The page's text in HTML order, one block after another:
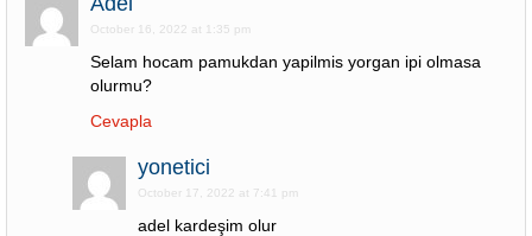
October 16, 2022 at 1:35 pm
Selam hocam pamukdan yapilmis yorgan ipi olmasa
olurmu?
Cevapla
yonetici
October 17, 2022 at 7:41 pm
adel kardeşim olur